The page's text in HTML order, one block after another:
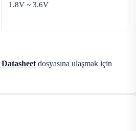
1.8V ~ 3.6V
dosyasına ulaşmak için